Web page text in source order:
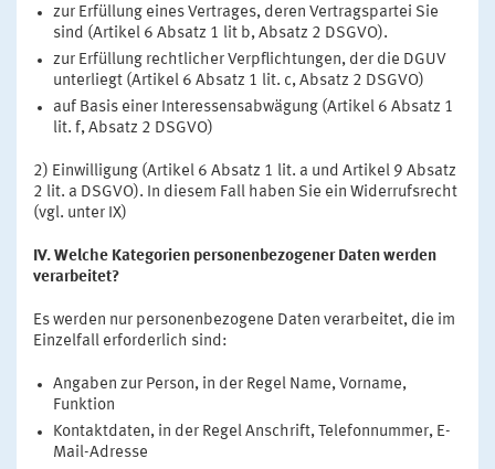
zur Erfüllung eines Vertrages, deren Vertragspartei Sie
sind (Artikel 6 Absatz 1 lit b, Absatz 2 DSGVO).
zur Erfüllung rechtlicher Verpflichtungen, der die DGUV
unterliegt (Artikel 6 Absatz 1 lit. c, Absatz 2 DSGVO)
auf Basis einer Interessensabwägung (Artikel 6 Absatz 1
lit. f, Absatz 2 DSGVO)
2) Einwilligung (Artikel 6 Absatz 1 lit. a und Artikel 9 Absatz
2 lit. a DSGVO). In diesem Fall haben Sie ein Widerrufsrecht
(vgl. unter IX)
IV. Welche Kategorien personenbezogener Daten werden
verarbeitet?
Es werden nur personenbezogene Daten verarbeitet, die im
Einzelfall erforderlich sind:
Angaben zur Person, in der Regel Name, Vorname,
Funktion
Kontaktdaten, in der Regel Anschrift, Telefonnummer, E-
Mail-Adresse